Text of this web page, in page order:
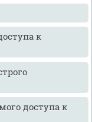
к
доступа к